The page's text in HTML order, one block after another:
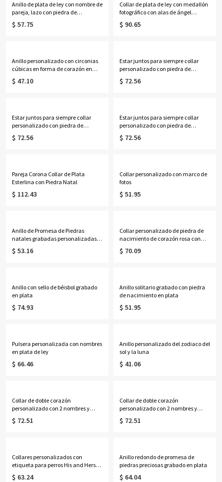
Anillo de plata de ley con nombre de
pareja, lazo con piedra de
nacimiento y corazón
personalizado
$ 57.75
Collar de plata de ley con medallón
fotográfico con alas de ángel
grabadas y corazón
$ 90.65
Anillo personalizado con circonias
cúbicas en forma de corazón en
plata de ley
$ 47.10
Estar juntos para siempre collar
personalizado con piedra de
nacimiento
$ 72.56
Estar juntos para siempre collar
personalizado con piedra de
nacimiento
$ 72.56
Estar juntos para siempre collar
personalizado con piedra de
nacimiento
$ 72.56
Pareja Corona Collar de Plata
Esterlina con Piedra Natal
$ 112.43
Collar personalizado con marco de
fotos
$ 51.95
Anillo de Promesa de Piedras
natales grabadas personalizadas
con formas diversas
$ 53.16
Collar personalizado de piedra de
nacimiento de corazón rosa con
una etiqueta redonda de inicial
$ 70.09
Anillo con sello de béisbol grabado
en plata
$ 74.93
Anillo solitario grabado con piedra
de nacimiento en plata
$ 51.95
Pulsera personalizada con nombres
en plata de ley
$ 66.46
Anillo personalizado del zodiaco del
sol y la luna
$ 41.06
Collar de doble corazón
personalizado con 2 nombres y
piedras natales de plata esterlina
$ 72.51
Collar de doble corazón
personalizado con 2 nombres y
piedras natales de plata esterlina
en oro
$ 72.51
Collares personalizados con
etiqueta para perros His and Hers
Cute Titanium Steel
$ 63.24
Anillo redondo de promesa de
piedras preciosas grabado en plata
$ 64.04